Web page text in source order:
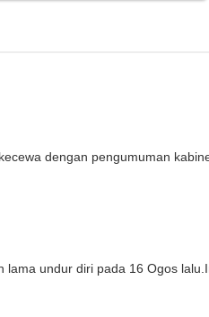
dengan pengumuman
undur diri pada 16 Ogos